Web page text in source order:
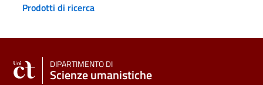
Prodotti di ricerca
DIPARTIMENTO DI
Scienze umanistiche